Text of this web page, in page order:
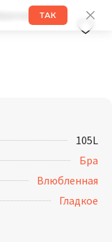
ТАК
105L
Бра
Влюбленная
Гладкое